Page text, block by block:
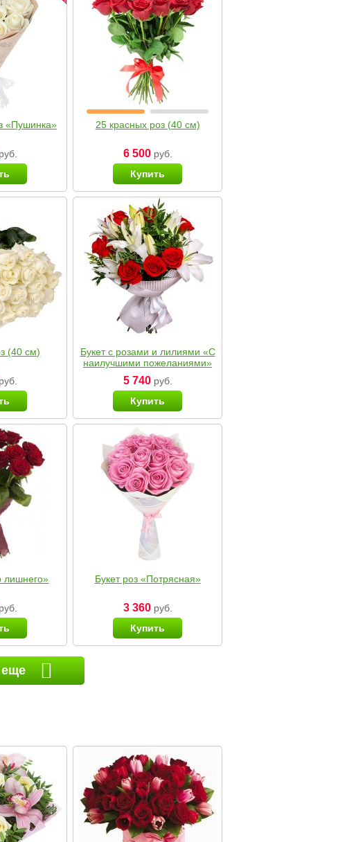
«Пушинка» 25 красных роз (40 см)
6 500руб.
Купить
(40 см)
Букет с розами и лилиями «С
наилучшими пожеланиями»
5 740руб.
Купить
лишнего» Букет роз «Потрясная»
3 360руб.
Купить
еще